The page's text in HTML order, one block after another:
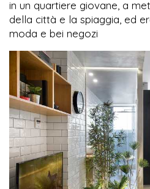
in un quartiere giovane, a
della città e la spiaggia, ed
moda e bei negozi